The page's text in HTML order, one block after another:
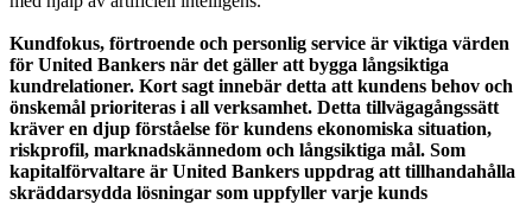
Kundfokus, förtroende och personlig service är viktiga värden
för United Bankers när det gäller att bygga långsiktiga
kundrelationer. Kort sagt innebär detta att kundens behov och
önskemål prioriteras i all verksamhet. Detta tillvägagångssätt
kräver en djup förståelse för kundens ekonomiska situation,
riskprofil, marknadskännedom och långsiktiga mål. Som
kapitalförvaltare är United Bankers uppdrag att tillhandahålla
skräddarsydda lösningar som uppfyller varje kunds